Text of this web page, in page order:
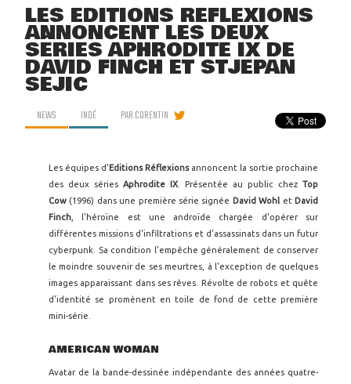
LES EDITIONS REFLEXIONS
ANNONCENT LES DEUX
SÉRIES APHRODITE IX DE
DAVID FINCH ET STJEPAN
SEJIC
NEWS INDÉ PARCORENTIN
Les équipes d'Editions Réflexionsannoncent la sortie prochaine
des deux séries Aphrodite IX . Présentée au public chez Top
Cow (1996) dans une première série signée David Wohl et David
Finch , l'héroïne est une androïde chargée d'opérer sur
différentes missions d'infiltrations et d'assassinats dans un futur
cyberpunk. Sa condition l'empêche généralement de conserver
le moindre souvenir de ses meurtres, à l'exception de quelques
images apparaissant dans ses rêves. Révolte de robots et quête
d'identité se promènent en toile de fond de cette première
mini-série.
AMERICAN WOMAN
Avatar de la bande-dessinée indépendante des années quatre-